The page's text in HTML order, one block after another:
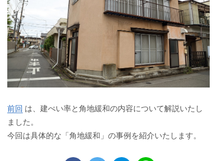
前回 は、建ぺい率と角地緩和の内容について解説いたし
ました。
今回は具体的な「角地緩和」の事例を紹介いたします。